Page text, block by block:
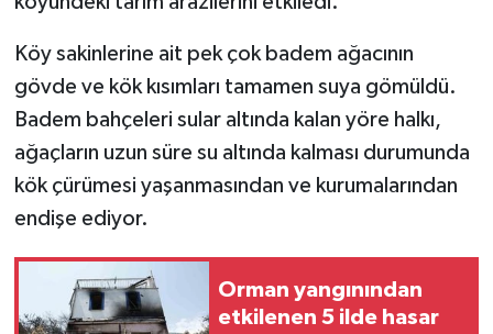
Köy sakinlerine ait pek çok badem ağacının
gövde ve kök kısımları tamamen suya gömüldü.
Badem bahçeleri sular altında kalan yöre halkı,
ağaçların uzun süre su altında kalması durumunda
kök çürümesi yaşanmasından ve kurumalarından
endişe ediyor.
Orman yangınından
etkilenen 5 ilde hasar